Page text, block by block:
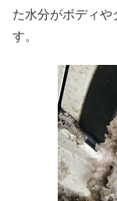
た水分がボディや
す。